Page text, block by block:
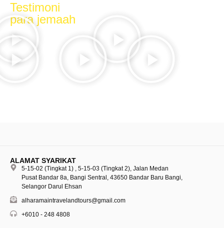
Testimoni
para jemaah
ALAMAT SYARIKAT
5-15-02 (Tingkat 1) , 5-15-03 (Tingkat 2), Jalan Medan
Pusat Bandar 8a, Bangi Sentral, 43650 Bandar Baru Bangi,
Selangor Darul Ehsan
alharamaintravelandtours@gmail.com
+6010 - 248 4808